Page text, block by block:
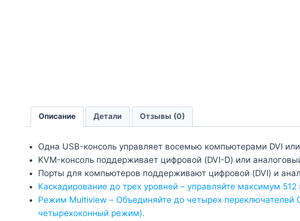
Описание Детали Отзывы (0)
Одна USB-консоль управляет восемью компьютерами DVI
KVM-консоль поддерживает цифровой (DVI-D) или
Порты для компьютеров поддерживают цифровой (DVI) и
Каскадирование до трех уровней – управляйте максимум
Режим Multiview – Объединяйте до четырех переключателей
четырехоконный режим).